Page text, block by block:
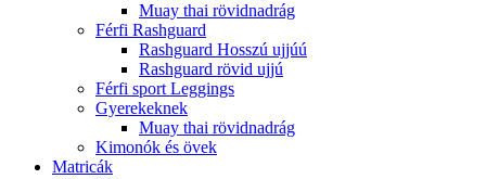
Muay thai rövidnadrág
Férfi Rashguard
Rashguard Hosszú ujjúú
Rashguard rövid ujjú
Férfi sport Leggings
Gyerekeknek
Muay thai rövidnadrág
Kimonók és övek
Matricák